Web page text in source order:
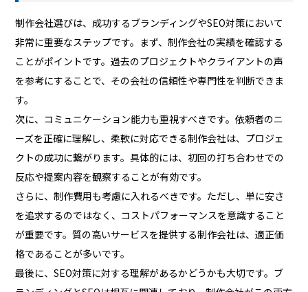
制作会社選びは、成功するブランディングやSEO対策において
非常に重要なステップです。まず、制作会社の実績を確認する
ことがポイントです。過去のプロジェクトやクライアントの声
を参考にすることで、その会社の信頼性や専門性を判断できま
す。
次に、コミュニケーション能力も重視すべきです。依頼者のニ
ーズを正確に理解し、柔軟に対応できる制作会社は、プロジェ
クトの成功に繋がります。具体的には、初回の打ち合わせでの
反応や提案内容を観察することが有効です。
さらに、制作費用も考慮に入れるべきです。ただし、単に安さ
を追求するのではなく、コストパフォーマンスを意識すること
が重要です。質の高いサービスを提供する制作会社は、適正価
格であることが多いです。
最後に、SEO対策に対する理解があるかどうかも大切です。ブ